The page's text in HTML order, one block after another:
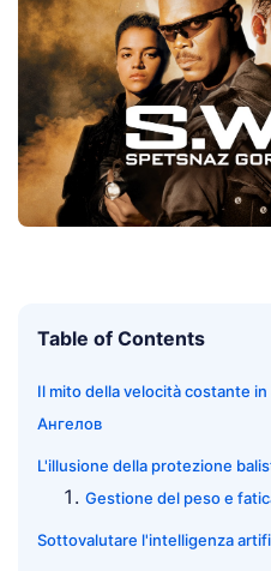
Table of Contents
Il mito della velocità costante
Ангелов
L'illusione della protezione
Gestione del peso e
Sottovalutare l'intelligenza